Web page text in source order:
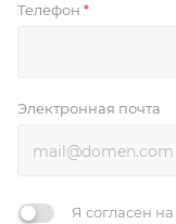
Телефон *
Электронная почта
Я согласен на